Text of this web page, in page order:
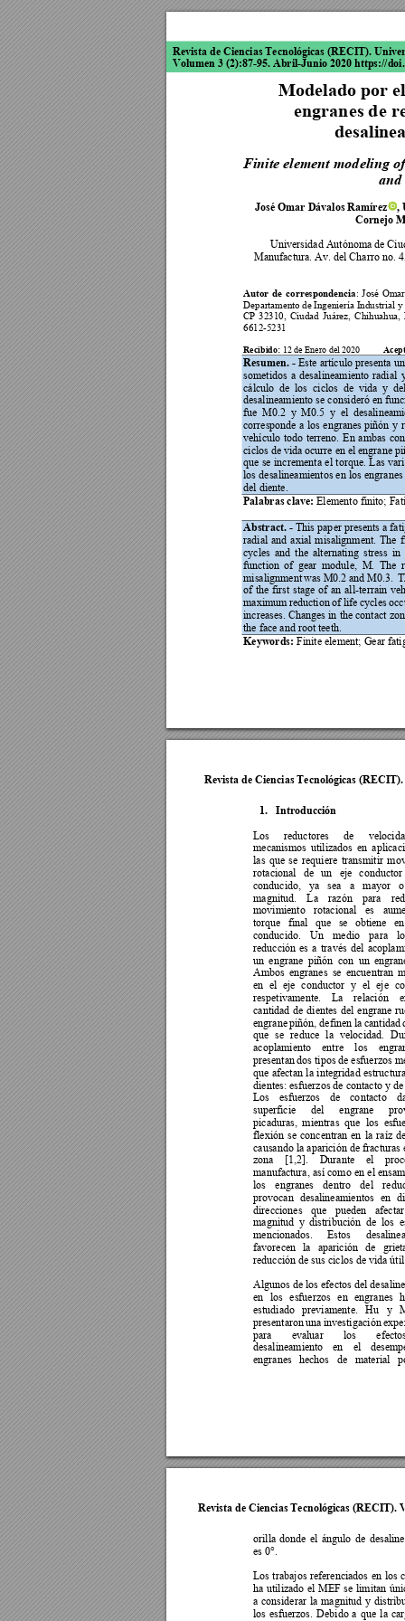
Revista de Ciencias Tecnológicas (RECIT).
Volumen 3 (2):87-95. Abril-Junio 2020 https://
Modelado por
engranes de
Finite element modeling
José Omar Dávalos Ramírez
,
Cornejo
Universidad Autónoma de
Manufactura. Av. del Charro no.
Autor de correspondencia: José
Departamento de Ingeniería Industrial y
CP 32310, Ciudad Juárez, Chihuahua,
6612-5231
Recibido: 12 de Enero del 2020
Resumen. - Este artículo presenta
sometidos a desalineamiento radial
cálculo  de los  ciclos de  vida  y
desalineamiento se consideró en
fue M0.2  y M0.5  y
  el
desalinea
corresponde a los engranes piñón y
vehículo todo terreno. En ambas
ciclos de vida ocurre en el engrane
que se incrementa el torque. Las
los desalineamientos en los engranes
del diente.
Palabras clave: Elemento finito;
Abstract. - This paper presents a fati
radial and axial misalignment. The
cycles and the alternating stress in
function of gear module, M. The
misalignment was M0.2 and M0.3.
of the first stage of an all-terrain
maximum reduction of life cycles
increases. Changes in the contact
the face and root teeth.
Keywords: Finite element; Gear
Revista de Ciencias Tecnológicas
1. Introducción
Los reductores de
mecanismos utilizados en
las que se requiere transmitir
rotacional de un eje conductor
conducido,
ya sea a mayor
magnitud.
La razón para
movimiento rotacional es
torque final que se obtiene
conducido.
Un medio para
reducción es a través del
un engrane piñón  con un
Ambos engranes se encuentran
en el eje conductor y el eje
respetivamente.
La relación
cantidad de dientes del engrane
engrane piñón, definen la cantidad
que se reduce la velocidad.
acoplamiento
entre los
presentan dos tipos de esfuerzos
que afectan la integridad
dientes: esfuerzos de contacto y
Los
esfuerzos de contacto
superficie
del engrane
picaduras, mientras  que  los  e
flexión se concentran en la raíz
causando la aparición de fracturas
zona
[1,2]. Durante el
manufactura, así como en el
los
engranes dentro del
provocan desalineamientos en
direcciones que pueden
magnitud  y distribución  de los
mencionados.
Estos
favorecen la aparición de
reducción de sus ciclos de vida
Algunos de los efectos del
en los esfuerzos en engranes
estudiado previamente. Hu y
presentaron una investigación
para
evaluar los
desalineamiento
en el
engranes hechos de material
Revista de Ciencias Tecnológicas (RECIT).
orilla donde el ángulo de
es 0°.
Los trabajos referenciados en los
ha utilizado el MEF se limitan
a considerar la magnitud y
los esfuerzos. Debido a que la c